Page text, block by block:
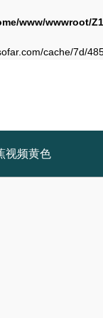
www/wwwroot/
cache/7d/
视频黄色